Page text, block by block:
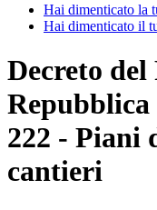
Hai dimenticato la
Hai dimenticato il
Decreto del
Repubblica
222 - Piani
cantieri